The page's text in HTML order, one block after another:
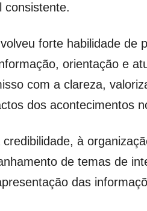
consistente.
forte habilidade de
orientação e
com a clareza,
dos acontecimentos
à
de temas de
das